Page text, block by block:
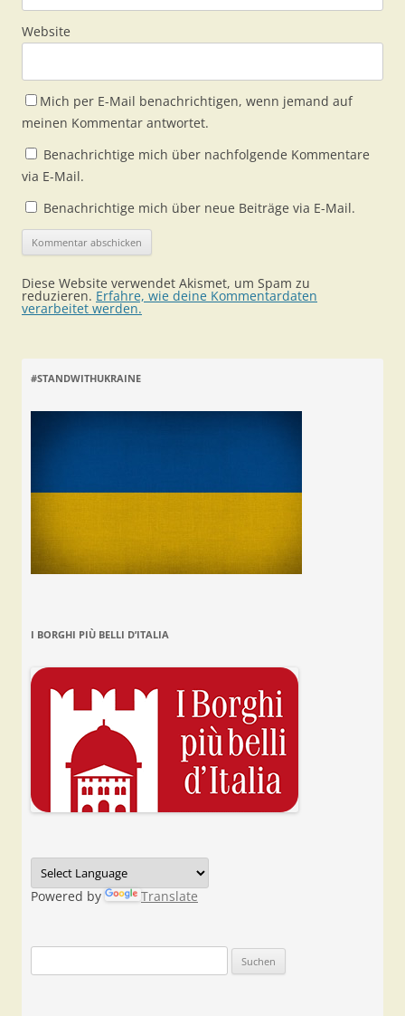
Website
Mich per E-Mail benachrichtigen, wenn jemand auf
meinen Kommentar antwortet.
Benachrichtige mich über nachfolgende Kommentare
via E-Mail.
Benachrichtige mich über neue Beiträge via E-Mail.
Diese Website verwendet Akismet, um Spam zu
reduzieren. Erfahre, wie deine Kommentardaten
verarbeitet werden.
#STANDWITHUKRAINE
I BORGHI PIÙ BELLI D’ITALIA
Powered by Translate
nach: